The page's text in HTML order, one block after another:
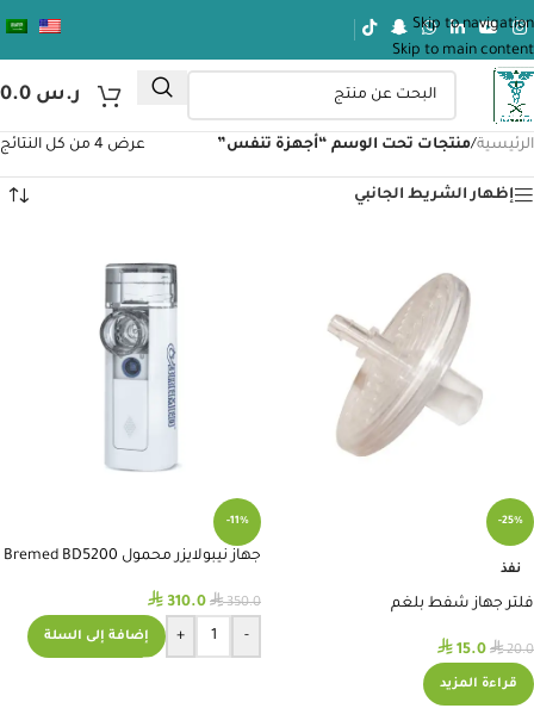
Skip to navigation
Skip to main content
ر.س
الرئيسية/منتجات تحت الوسم “أجهزة تنفس” عرض ⁦4⁩ من كل النتائج
إظهار الشريط الجانبي
-25%
نفذ
فلتر جهاز شفط بلغم
⃁20.0
⃁ 15.0
قراءة المزيد
-11%
جهاز نيبولايزر محمول Bremed BD5200
⃁350.0
⃁ 310.0
-
+ إضافة إلى السلة